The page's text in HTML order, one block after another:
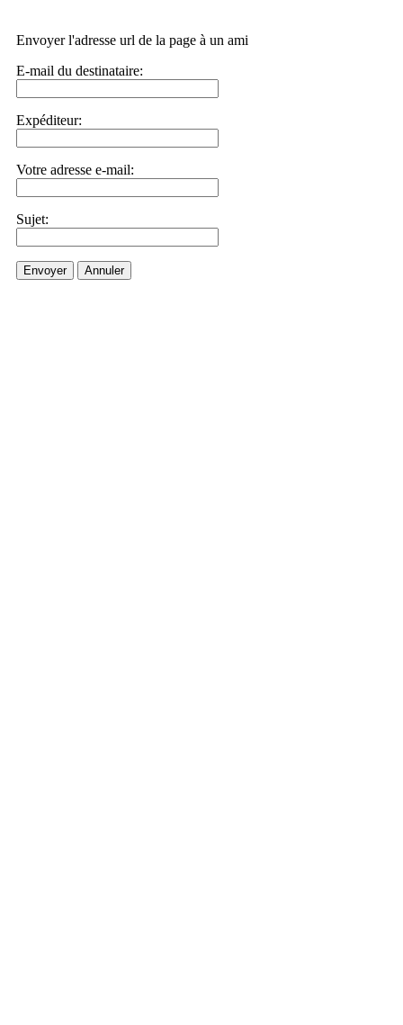
Envoyer l'adresse url de la page à un ami
E-mail du destinataire:
Expéditeur:
Votre adresse e-mail:
Sujet:
Envoyer Annuler